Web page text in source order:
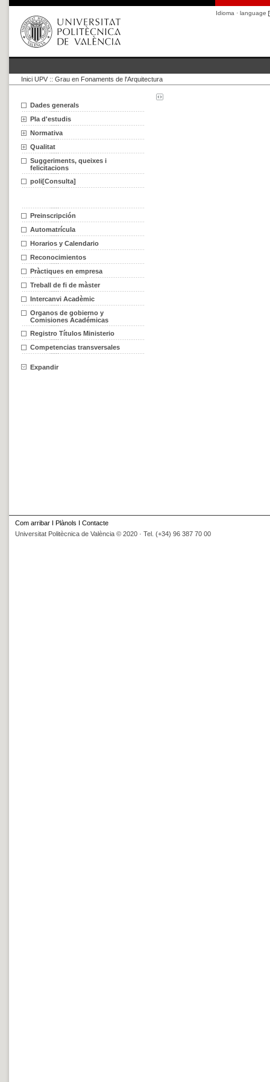
Idioma · language
Inici UPV :: Grau en Fonaments de l'Arquitectura
Dades generals
Pla d'estudis
Normativa
Qualitat
Suggeriments, queixes i
felicitacions
poli[Consulta]
Preinscripción
Automatrícula
Horarios y Calendario
Reconocimientos
Pràctiques en empresa
Treball de fi de màster
Intercanvi Acadèmic
Organos de gobierno y
Comisiones Académicas
Registro Títulos Ministerio
Competencias transversales
Expandir
Com arribar I Plànols I Contacte
Universitat Politècnica de València © 2020 · Tel. (+34) 96 387 70 00